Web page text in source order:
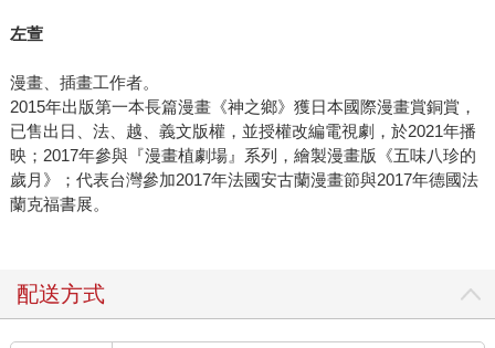
左萱
漫畫、插畫工作者。
2015年出版第一本長篇漫畫《神之鄉》獲日本國際漫畫賞銅賞，
已售出日、法、越、義文版權，並授權改編電視劇，於2021年播
映；2017年參與『漫畫植劇場』系列，繪製漫畫版《五味八珍的
歲月》；代表台灣參加2017年法國安古蘭漫畫節與2017年德國法
蘭克福書展。
配送方式